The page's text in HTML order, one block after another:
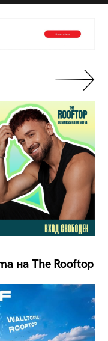
на The Rooftop